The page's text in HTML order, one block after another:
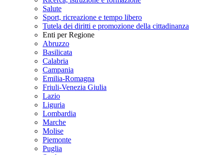
Salute
Sport, ricreazione e tempo libero
Tutela dei diritti e promozione della cittadinanza
Enti per Regione
Abruzzo
Basilicata
Calabria
Campania
Emilia-Romagna
Friuli-Venezia Giulia
Lazio
Liguria
Lombardia
Marche
Molise
Piemonte
Puglia